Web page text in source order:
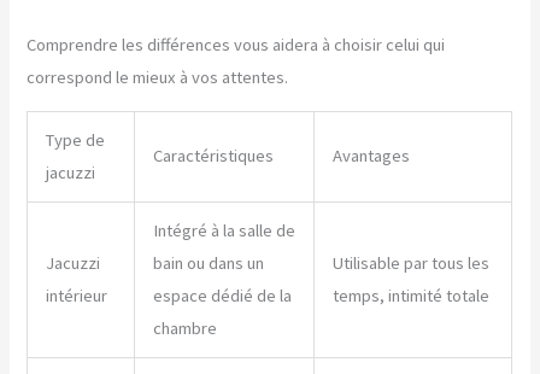
Comprendre les différences vous aidera à choisir celui qui
correspond le mieux à vos attentes.
Type de
jacuzzi
Caractéristiques Avantages
Jacuzzi
intérieur
Intégré à la salle de
bain ou dans un
espace dédié de la
chambre
Utilisable par tous les
temps, intimité totale